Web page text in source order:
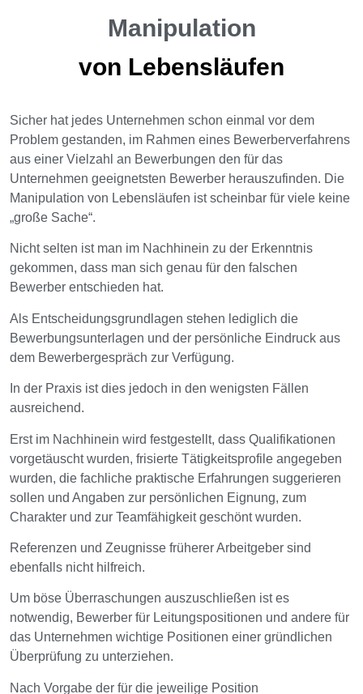
Manipulation
von Lebensläufen
Sicher hat jedes Unternehmen schon einmal vor dem
Problem gestanden, im Rahmen eines Bewerberverfahrens
aus einer Vielzahl an Bewerbungen den für das
Unternehmen geeignetsten Bewerber herauszufinden. Die
Manipulation von Lebensläufen ist scheinbar für viele keine
„große Sache“.
Nicht selten ist man im Nachhinein zu der Erkenntnis
gekommen, dass man sich genau für den falschen
Bewerber entschieden hat.
Als Entscheidungsgrundlagen stehen lediglich die
Bewerbungsunterlagen und der persönliche Eindruck aus
dem Bewerbergespräch zur Verfügung.
In der Praxis ist dies jedoch in den wenigsten Fällen
ausreichend.
Erst im Nachhinein wird festgestellt, dass Qualifikationen
vorgetäuscht wurden, frisierte Tätigkeitsprofile angegeben
wurden, die fachliche praktische Erfahrungen suggerieren
sollen und Angaben zur persönlichen Eignung, zum
Charakter und zur Teamfähigkeit geschönt wurden.
Referenzen und Zeugnisse früherer Arbeitgeber sind
ebenfalls nicht hilfreich.
Um böse Überraschungen auszuschließen ist es
notwendig, Bewerber für Leitungspositionen und andere für
das Unternehmen wichtige Positionen einer gründlichen
Überprüfung zu unterziehen.
Nach Vorgabe der für die jeweilige Position